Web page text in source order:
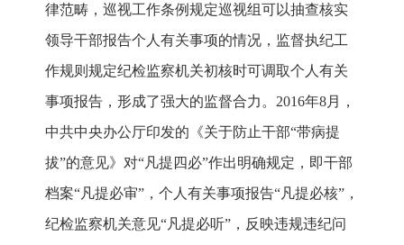
律范畴，巡视工作条例规定巡视组可以抽查核实
领导干部报告个人有关事项的情况，监督执纪工
作规则规定纪检监察机关初核时可调取个人有关
事项报告，形成了强大的监督合力。2016年8月，
中共中央办公厅印发的《关于防止干部“带病提
拔”的意见》对“凡提四必”作出明确规定，即干部
档案“凡提必审”，个人有关事项报告“凡提必核”，
纪检监察机关意见“凡提必听”，反映违规违纪问